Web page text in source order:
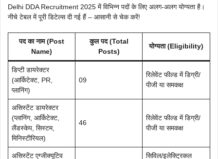
Delhi DDA Recruitment 2025 में विभिन्न पदों के लिए अलग-अलग योग्यता है।
नीचे टेबल में पूरी डिटेल्स दी गई हैं – आसानी से चेक करें!
पद का नाम (Post
Name)
कुल पद (Total
Posts)
योग्यता (Eligibility)
डिप्टी डायरेक्टर
(आर्किटेक्ट, PR,
प्लानिंग)
09
रिलेवेंट फील्ड में डिग्री/
पीजी या समकक्ष
असिस्टेंट डायरेक्टर
(प्लानिंग, आर्किटेक्ट,
लैंडस्केप, सिस्टम,
मिनिस्टीरियल)
46
रिलेवेंट फील्ड में डिग्री/
पीजी या समकक्ष
असिस्टेंट एग्जीक्यूटिव
सिविल/इलेक्ट्रिकल